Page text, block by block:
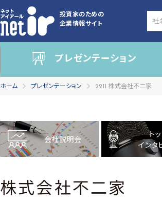
投資家のための
企業情報サイト
プレゼンテーション
ホーム プレゼンテーション 2211 株式会社不二家
会社説明会
ト
インタ
株式会社不二家